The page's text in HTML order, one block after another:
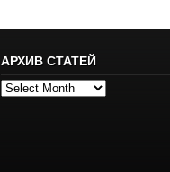
АРХИВ СТАТЕЙ
Архив